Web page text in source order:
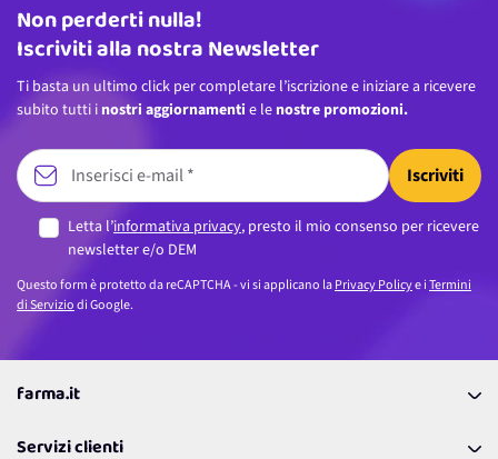
Indirizzo email
Non perderti nulla!
Iscriviti alla nostra Newsletter
Ti basta un ultimo click per completare l’iscrizione e iniziare a ricevere
subito tutti i nostri aggiornamenti e le nostre promozioni.
Iscriviti
Letta l’informativa privacy, presto il mio consenso per ricevere
newsletter e/o DEM
Questo form è protetto da reCAPTCHA - vi si applicano laPrivacy Policye iTermini
di Serviziodi Google.
farma.it
Coupon
Servizi clienti